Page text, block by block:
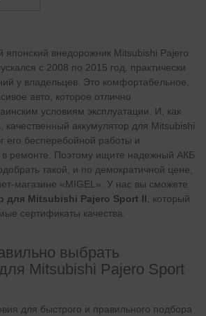
внедорожник Mitsubishi Pajero
с 2008 по 2015 год, практически
у владельцев. Это комфортабельное,
авто, которое отлично
условиям эксплуатации. И, как
качественный аккумулятор для Mitsubishi
его бесперебойной работы и
в ремонте. Поэтому ищите надежный АКБ
такой, и по демократичной цене,
магазине «MIGEL». У нас вы сможете
для Mitsubishi Pajero Sport II, который
сертификаты качества.
выбрать
Mitsubishi Pajero Sport
для быстрого и правильного подбора